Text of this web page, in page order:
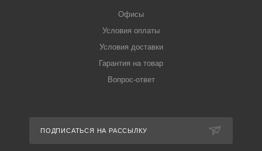
Офисы
Условия оплаты
Условия доставки
Гарантия на товар
Вопрос-ответ
ПОДПИСАТЬСЯ НА РАССЫЛКУ